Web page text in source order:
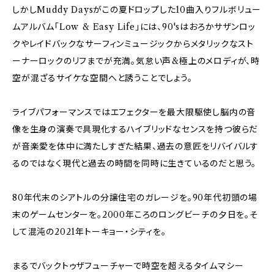
しかしMuddy Daysがこの夏ドロップした10曲入りフルボリュー
ムアルバム「Low & Easy Life」には、90'sはおろかサザンロッ
クやレイドバックなサーフィンミュージックからメタリックなスト
ーナーロックのリフまでが充満。気怠い声&極上のメロディが、時
空が混ざるサイケな空間へと誘うことでしょう。
ライブパフォーマンスではエフェクターを最大限駆使し脳内の音
像を生身の演奏で具現化するハイブリッドなセンスを持つ彼らだ
が音楽愛を体中に満たしすぎた結果、過去の意匠をリバイバルす
るのではなく現代と過去の時間を同時に生きているのだと思う。
80年代末のシアトルの分譲住宅のガレージを。90年代初頭の場
末のゲームセンターを。2000年ころのロングビーチの夕日を。そ
して混沌の2021年トーキョー・シティを。
まるでバックトゥザフューチャーで時空を超えるタイムマシー